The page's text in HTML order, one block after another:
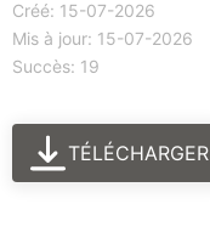
Créé: 15-07-2026
Mis à jour: 15-07-2026
Succès: 19
TÉLÉCHARGER